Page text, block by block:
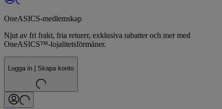
OneASICS-medlemskap
Njut av fri frakt, fria returer, exklusiva rabatter och mer med
OneASICS™-lojalitetsförmåner.
Logga in | Skapa konto